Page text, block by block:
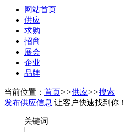
网站首页
供应
求购
招商
展会
企业
品牌
当前位置： 首页>>供应>>搜索
发布供应信息 让客户快速找到你！
关键词